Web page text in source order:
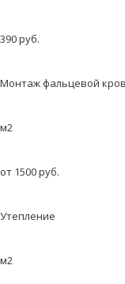
390 руб.
Монтаж фальцевой
м2
от 1500 руб.
Утепление
м2